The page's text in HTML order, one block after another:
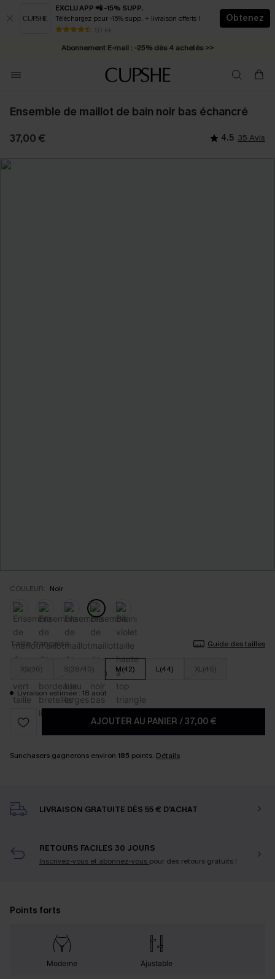
EXCLU APP 📲 -15% SUPP.
Téléchargez pour -15% supp. + livraison offerts !
50 k+
Obtenez
* Livraison éclair 2-3 jours ouvrés >>
Abonnement E-mail : -25% dès 4 achetés >>
Ensemble de maillot de bain noir bas échancré
37,00 € 4.5 35 Avis
COULEUR: Noir
Taille française Guide des tailles
XS(36) S(38/40) M(42) L(44) XL(46)
Livraison estimée : 18 août
AJOUTER AU PANIER /37,00 €
Sunchasers gagnerons environ 185 points. Détails
LIVRAISON GRATUITE DÈS 55 € D'ACHAT
RETOURS FACILES 30 JOURS
Inscrivez-vous et abonnez-vous pour des retours gratuits !
Points forts
Moderne Ajustable